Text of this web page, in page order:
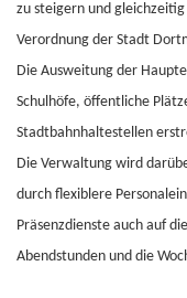
zu steigern und
Verordnung der Stadt
Die Ausweitung der
Schulhöfe, öffentliche
Stadtbahnhaltestellen
Die Verwaltung wird
durch flexiblere
Präsenzdienste auch auf die
Abendstunden und die